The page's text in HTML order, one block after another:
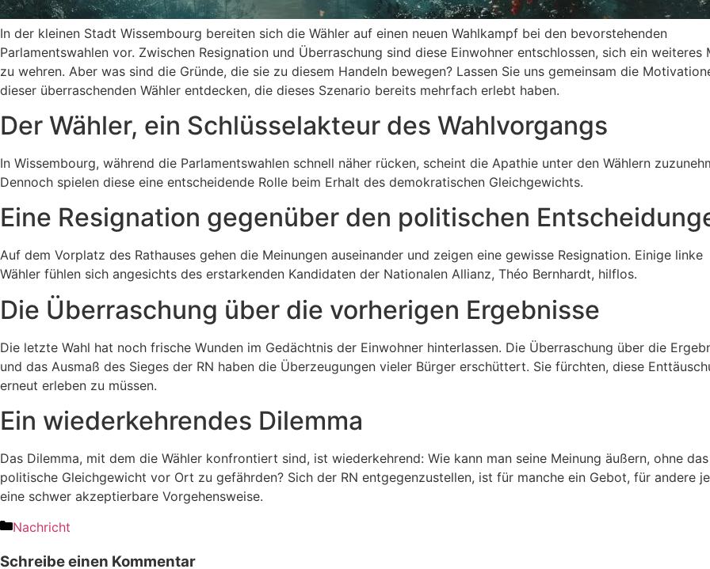
In der kleinen Stadt Wissembourg bereiten sich die Wähler auf einen neuen Wahlkampf bei den bevorstehenden
Parlamentswahlen vor. Zwischen Resignation und Überraschung sind diese Einwohner entschlossen, sich ein weiteres
zu wehren. Aber was sind die Gründe, die sie zu diesem Handeln bewegen? Lassen Sie uns gemeinsam die
dieser überraschenden Wähler entdecken, die dieses Szenario bereits mehrfach erlebt haben.
Der Wähler, ein Schlüsselakteur des Wahlvorgangs
In Wissembourg, während die Parlamentswahlen schnell näher rücken, scheint die Apathie unter den Wählern
Dennoch spielen diese eine entscheidende Rolle beim Erhalt des demokratischen Gleichgewichts.
Eine Resignation gegenüber den politischen
Auf dem Vorplatz des Rathauses gehen die Meinungen auseinander und zeigen eine gewisse Resignation. Einige linke
Wähler fühlen sich angesichts des erstarkenden Kandidaten der Nationalen Allianz, Théo Bernhardt, hilflos.
Die Überraschung über die vorherigen Ergebnisse
Die letzte Wahl hat noch frische Wunden im Gedächtnis der Einwohner hinterlassen. Die Überraschung über die
und das Ausmaß des Sieges der RN haben die Überzeugungen vieler Bürger erschüttert. Sie fürchten, diese
erneut erleben zu müssen.
Ein wiederkehrendes Dilemma
Das Dilemma, mit dem die Wähler konfrontiert sind, ist wiederkehrend: Wie kann man seine Meinung äußern, ohne das
politische Gleichgewicht vor Ort zu gefährden? Sich der RN entgegenzustellen, ist für manche ein Gebot, für andere
eine schwer akzeptierbare Vorgehensweise.
Nachricht
Schreibe einen Kommentar